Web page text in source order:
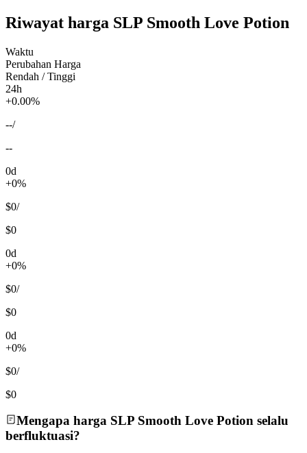
Riwayat harga SLP Smooth Love Potion
Waktu
Perubahan Harga
Rendah / Tinggi
24h
+0.00%
--/
--
0d
+0%
$0/
$0
0d
+0%
$0/
$0
0d
+0%
$0/
$0
Mengapa harga SLP Smooth Love Potion selalu
berfluktuasi?